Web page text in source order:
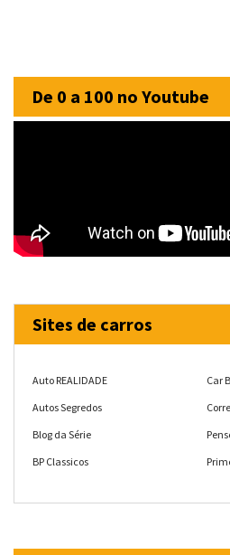
De 0 a 100 no Youtube
Sites de carros
Auto REALIDADE
Autos Segredos
Blog da Série
BP Classicos
Car